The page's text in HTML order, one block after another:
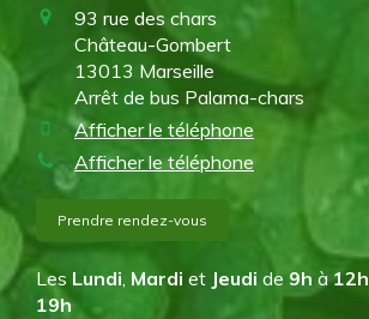
93 rue des chars
Château-Gombert
13013 Marseille
Arrêt de bus Palama-chars
Afficher le téléphone
Afficher le téléphone
Prendre rendez-vous
Les Lundi, Mardi et Jeudi de 9h à
19h